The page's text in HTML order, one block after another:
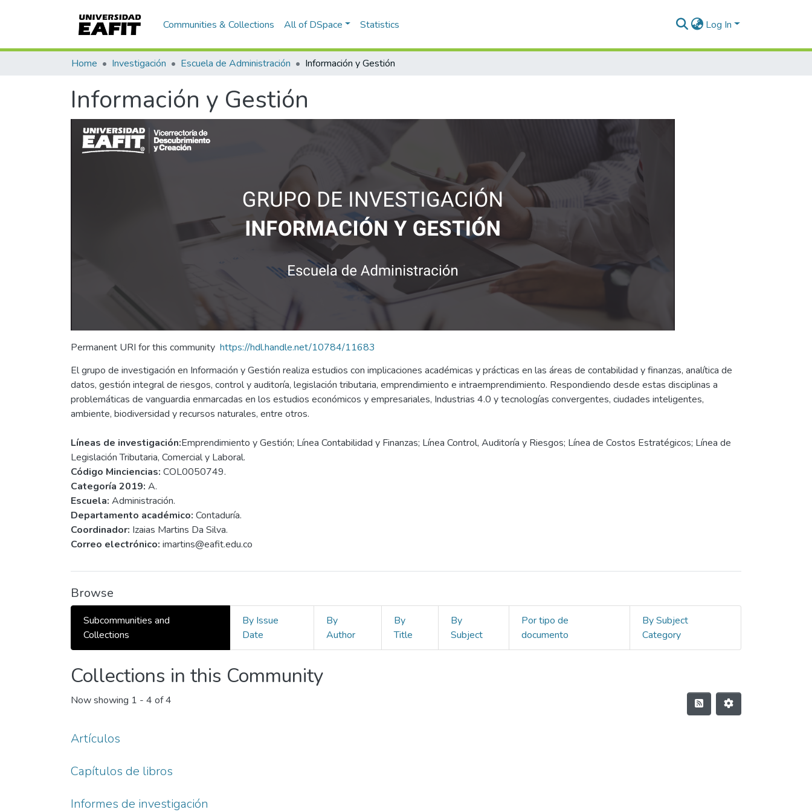
Communities & Collections All of DSpace Statistics Log In
Home Investigación Escuela de Administración Información y Gestión
Información y Gestión
Permanent URI for this community https://hdl.handle.net/10784/11683
El grupo de investigación en Información y Gestión realiza estudios con implicaciones académicas y prácticas en las áreas de contabilidad y finanzas, analítica de
datos, gestión integral de riesgos, control y auditoría, legislación tributaria, emprendimiento e intraemprendimiento. Respondiendo desde estas disciplinas a
problemáticas de vanguardia enmarcadas en los estudios económicos y empresariales, Industrias 4.0 y tecnologías convergentes, ciudades inteligentes,
ambiente, biodiversidad y recursos naturales, entre otros.
Líneas de investigación:Emprendimiento y Gestión; Línea Contabilidad y Finanzas; Línea Control, Auditoría y Riesgos; Línea de Costos Estratégicos; Línea de
Legislación Tributaria, Comercial y Laboral.
Código Minciencias: COL0050749.
Categoría 2019: A.
Escuela: Administración.
Departamento académico: Contaduría.
Coordinador: Izaias Martins Da Silva.
Correo electrónico: imartins@eafit.edu.co
Browse
Subcommunities and
Collections
By Issue
Date
By
Author
By
Title
By
Subject
Por tipo de
documento
By Subject
Category
Collections in this Community
Now showing 1 - 4 of 4
Artículos
Capítulos de libros
Informes de investigación